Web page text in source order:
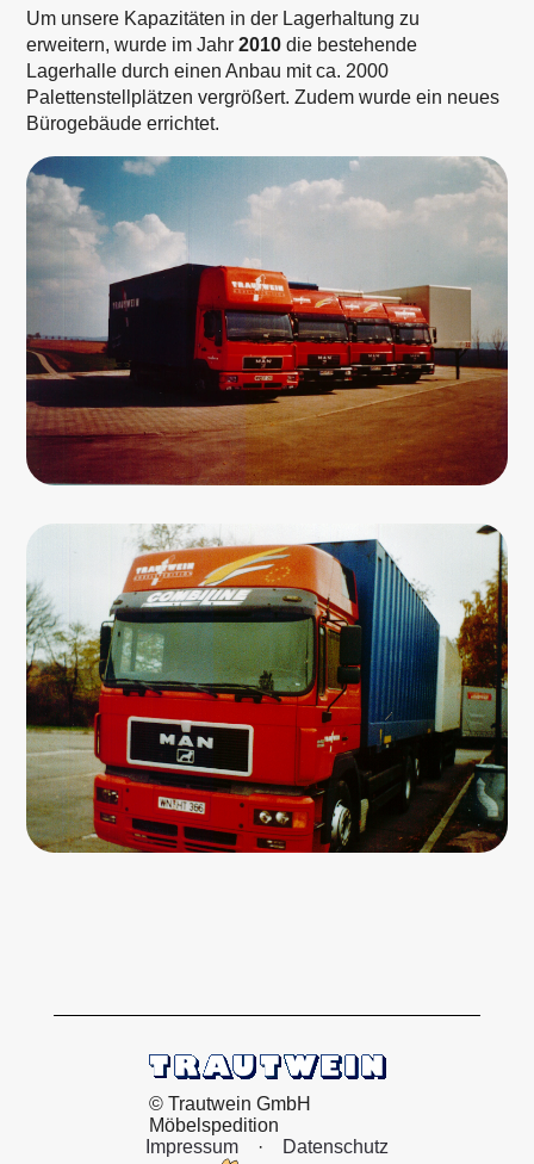
Um unsere Kapazitäten in der Lagerhaltung zu
erweitern, wurde im Jahr2010 die bestehende
Lagerhalle durch einen Anbau mit ca. 2000
Palettenstellplätzen vergrößert. Zudem wurde ein neues
Bürogebäude errichtet.
© Trautwein GmbH
Möbelspedition
Impressum
· Datenschutz